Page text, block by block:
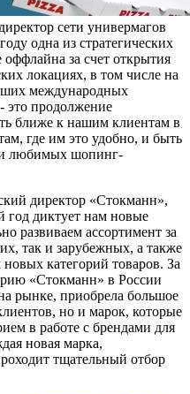
сети универмагов
одна из стратегических
за счет открытия
локациях, в том числе на
международных
это продолжение
ближе к нашим клиентам в
где им это удобно, и быть
любимых шопинг-
директор «Стокманн»,
год диктует нам новые
развиваем ассортимент за
так и зарубежных, а также
категорий товаров. За
«Стокманн» в России
рынке, приобрела большое
но и марок, которые
в работе с брендами для
новая марка,
тщательный отбор